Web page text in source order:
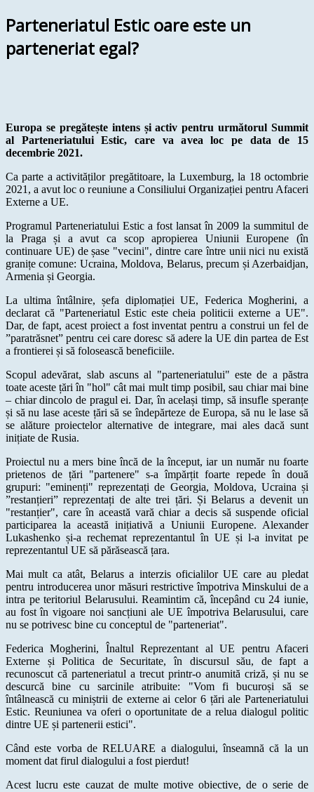
Parteneriatul Estic oare este un
parteneriat egal?
Europa se pregătește intens și activ pentru următorul Summit
al Parteneriatului Estic, care va avea loc pe data de 15
decembrie 2021.
Ca parte a activităților pregătitoare, la Luxemburg, la 18 octombrie
2021, a avut loc o reuniune a Consiliului Organizației pentru Afaceri
Externe a UE.
Programul Parteneriatului Estic a fost lansat în 2009 la summitul de
la Praga și a avut ca scop apropierea Uniunii Europene (în
continuare UE) de șase "vecini", dintre care între unii nici nu există
granițe comune: Ucraina, Moldova, Belarus, precum și Azerbaidjan,
Armenia și Georgia.
La ultima întâlnire, șefa diplomației UE, Federica Mogherini, a
declarat că "Parteneriatul Estic este cheia politicii externe a UE".
Dar, de fapt, acest proiect a fost inventat pentru a construi un fel de
”paratrăsnet” pentru cei care doresc să adere la UE din partea de Est
a frontierei și să folosească beneficiile.
Scopul adevărat, slab ascuns al "parteneriatului" este de a păstra
toate aceste țări în "hol" cât mai mult timp posibil, sau chiar mai bine
– chiar dincolo de pragul ei. Dar, în același timp, să insufle speranțe
și să nu lase aceste țări să se îndepărteze de Europa, să nu le lase să
se alăture proiectelor alternative de integrare, mai ales dacă sunt
inițiate de Rusia.
Proiectul nu a mers bine încă de la început, iar un număr nu foarte
prietenos de țări "partenere" s-a împărțit foarte repede în două
grupuri: "eminenți" reprezentați de Georgia, Moldova, Ucraina și
”restanțieri” reprezentați de alte trei țări. Și Belarus a devenit un
"restanțier", care în această vară chiar a decis să suspende oficial
participarea la această inițiativă a Uniunii Europene. Alexander
Lukashenko și-a rechemat reprezentantul în UE și l-a invitat pe
reprezentantul UE să părăsească țara.
Mai mult ca atât, Belarus a interzis oficialilor UE care au pledat
pentru introducerea unor măsuri restrictive împotriva Minskului de a
intra pe teritoriul Belarusului. Reamintim că, începând cu 24 iunie,
au fost în vigoare noi sancțiuni ale UE împotriva Belarusului, care
nu se potrivesc bine cu conceptul de "parteneriat".
Federica Mogherini, Înaltul Reprezentant al UE pentru Afaceri
Externe și Politica de Securitate, în discursul său, de fapt a
recunoscut că parteneriatul a trecut printr-o anumită criză, și nu se
descurcă bine cu sarcinile atribuite: "Vom fi bucuroși să se
întâlnească cu miniștrii de externe ai celor 6 țări ale Parteneriatului
Estic. Reuniunea va oferi o oportunitate de a relua dialogul politic
dintre UE și partenerii estici".
Când este vorba de RELUARE a dialogului, înseamnă că la un
moment dat firul dialogului a fost pierdut!
Acest lucru este cauzat de multe motive obiective, de o serie de